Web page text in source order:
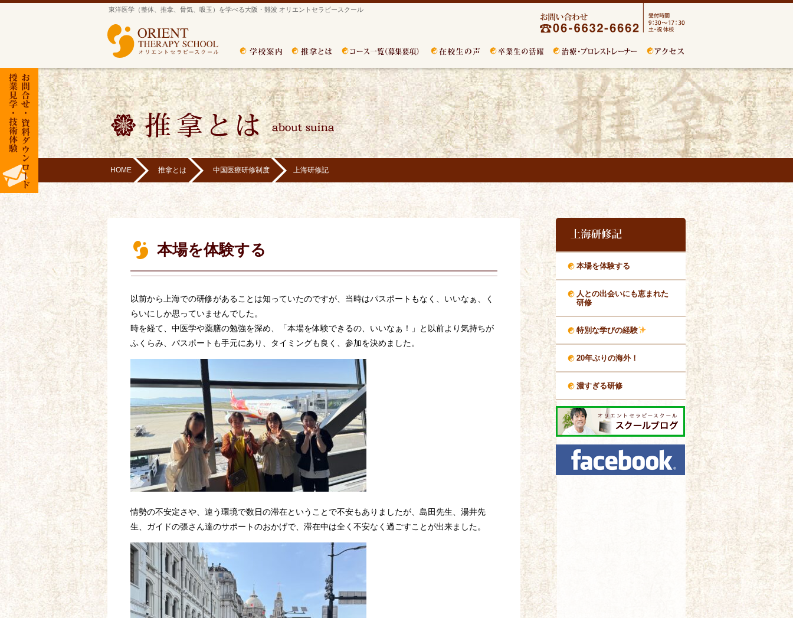
東洋医学（整体、推拿、骨気、吸玉）を学べる大阪・難波 オリエントセラピースクール
HOME 推拿とは 中国医療研修制度 上海研修記
本場を体験する
以前から上海での研修があることは知っていたのですが、当時はパスポートもなく、いいなぁ、く
らいにしか思っていませんでした。
時を経て、中医学や薬膳の勉強を深め、「本場を体験できるの、いいなぁ！」と以前より気持ちが
ふくらみ、パスポートも手元にあり、タイミングも良く、参加を決めました。
情勢の不安定さや、違う環境で数日の滞在ということで不安もありましたが、島田先生、湯井先
生、ガイドの張さん達のサポートのおかげで、滞在中は全く不安なく過ごすことが出来ました。
本場を体験する
人との出会いにも恵まれた
研修
特別な学びの経験
20年ぶりの海外！
濃すぎる研修